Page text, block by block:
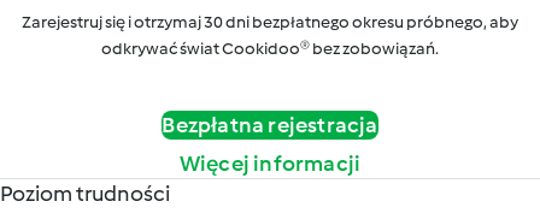
Zarejestruj się i otrzymaj 30 dni bezpłatnego okresu próbnego, aby
odkrywać świat Cookidoo® bez zobowiązań.
Bezpłatna rejestracja
Więcej informacji
Poziom trudności